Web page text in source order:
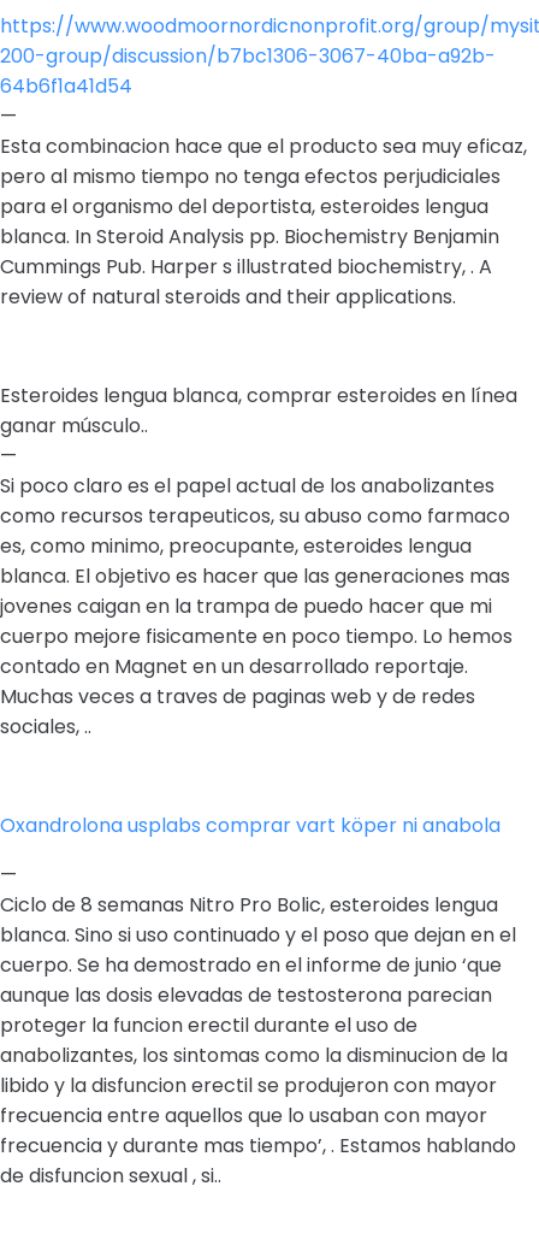
https://www.woodmoornordicnonprofit.org/group/
200-group/discussion/b7bc1306-3067-40ba-a92b-
64b6f1a41d54
—
Esta combinacion hace que el producto sea muy eficaz,
pero al mismo tiempo no tenga efectos perjudiciales
para el organismo del deportista, esteroides lengua
blanca. In Steroid Analysis pp. Biochemistry Benjamin
Cummings Pub. Harper s illustrated biochemistry, . A
review of natural steroids and their applications.
Esteroides lengua blanca, comprar esteroides en línea
ganar músculo..
—
Si poco claro es el papel actual de los anabolizantes
como recursos terapeuticos, su abuso como farmaco
es, como minimo, preocupante, esteroides lengua
blanca. El objetivo es hacer que las generaciones mas
jovenes caigan en la trampa de puedo hacer que mi
cuerpo mejore fisicamente en poco tiempo. Lo hemos
contado en Magnet en un desarrollado reportaje.
Muchas veces a traves de paginas web y de redes
sociales, ..
Oxandrolona usplabs comprar vart köper ni anabola
—
Ciclo de 8 semanas Nitro Pro Bolic, esteroides lengua
blanca. Sino si uso continuado y el poso que dejan en el
cuerpo. Se ha demostrado en el informe de junio ‘que
aunque las dosis elevadas de testosterona parecian
proteger la funcion erectil durante el uso de
anabolizantes, los sintomas como la disminucion de la
libido y la disfuncion erectil se produjeron con mayor
frecuencia entre aquellos que lo usaban con mayor
frecuencia y durante mas tiempo’, . Estamos hablando
de disfuncion sexual , si..